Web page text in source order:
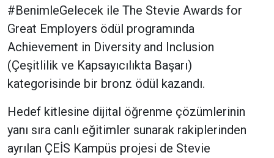
#BenimleGelecek ile The Stevie Awards for
Great Employers ödül programında
Achievement in Diversity and Inclusion
(Çeşitlilik ve Kapsayıcılıkta Başarı)
kategorisinde bir bronz ödül kazandı.
Hedef kitlesine dijital öğrenme çözümlerinin
yanı sıra canlı eğitimler sunarak rakiplerinden
ayrılan ÇEİS Kampüs projesi de Stevie